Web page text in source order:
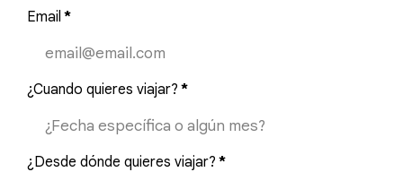
Email *
¿Cuando quieres viajar? *
¿Desde dónde quieres viajar? *